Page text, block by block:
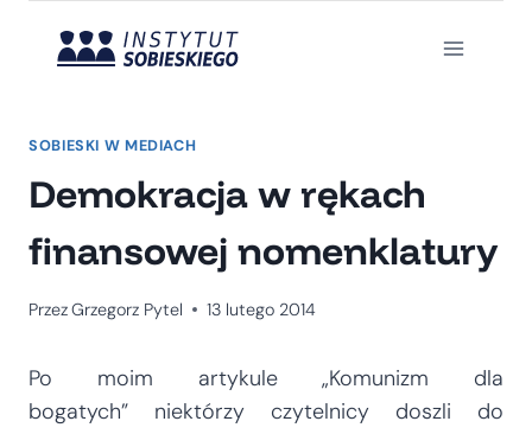
SOBIESKI W MEDIACH
Demokracja w rękach
finansowej nomenklatury
PrzezGrzegorz Pytel 13 lutego 2014
Po moim artykule „Komunizm dla
bogatych” niektórzy czytelnicy doszli do